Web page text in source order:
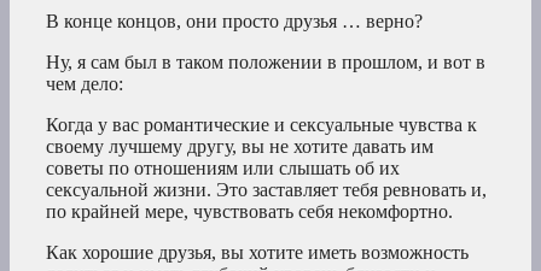
В конце концов, они просто друзья … верно?
Ну, я сам был в таком положении в прошлом, и вот в
чем дело:
Когда у вас романтические и сексуальные чувства к
своему лучшему другу, вы не хотите давать им
советы по отношениям или слышать об их
сексуальной жизни. Это заставляет тебя ревновать и,
по крайней мере, чувствовать себя некомфортно.
Как хорошие друзья, вы хотите иметь возможность